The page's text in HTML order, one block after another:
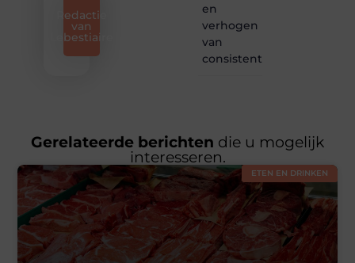
Redactie
van
Lebestiaire
en
verhogen
van
consistentie
Gerelateerde berichten die u mogelijk
interesseren.
ETEN EN DRINKEN